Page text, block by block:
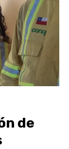
flight – Cecilia
de carrera en
junto al
de